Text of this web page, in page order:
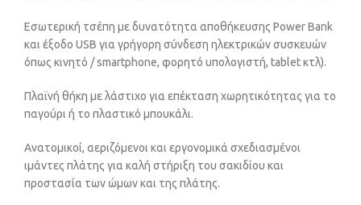
Eσωτερική τσέπη με δυνατότητα αποθήκευσης Power Bank
και έξοδο USB για γρήγορη σύνδεση ηλεκτρικών συσκευών
όπως κινητό / smartphone, φορητό υπολογιστή, tablet κτλ).
Πλαϊνή θήκη με λάστιχο για επέκταση χωρητικότητας για το
παγούρι ή το πλαστικό μπουκάλι.
Ανατομικοί, αεριζόμενοι και εργονομικά σχεδιασμένοι
ιμάντες πλάτης για καλή στήριξη του σακιδίου και
προστασία των ώμων και της πλάτης.